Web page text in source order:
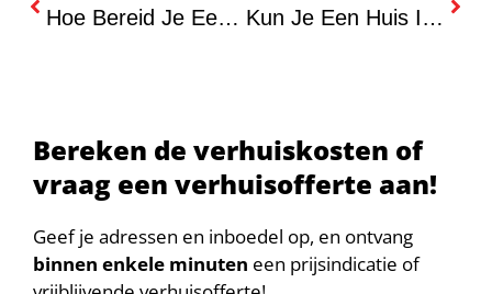
Hoe Bereid Je Een Spoedverhuizing Voor In Korte Tijd? Kun Je Een Huis In 4 Weken Verhuizen?
Bereken de verhuiskosten of
vraag een verhuisofferte aan!
Geef je adressen en inboedel op, en ontvang
binnen enkele minuten een prijsindicatie of